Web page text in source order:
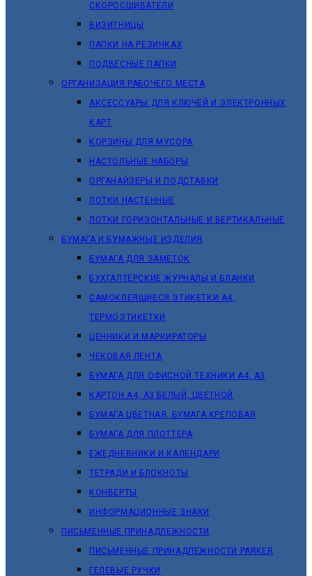
СКОРОСШИВАТЕЛИ
ВИЗИТНИЦЫ
ПАПКИ НА РЕЗИНКАХ
ПОДВЕСНЫЕ ПАПКИ
ОРГАНИЗАЦИЯ РАБОЧЕГО МЕСТА
АКСЕССУАРЫ ДЛЯ КЛЮЧЕЙ И ЭЛЕКТРОННЫХ
КАРТ
КОРЗИНЫ ДЛЯ МУСОРА
НАСТОЛЬНЫЕ НАБОРЫ
ОРГАНАЙЗЕРЫ И ПОДСТАВКИ
ЛОТКИ НАСТЕННЫЕ
ЛОТКИ ГОРИЗОНТАЛЬНЫЕ И ВЕРТИКАЛЬНЫЕ
БУМАГА И БУМАЖНЫЕ ИЗДЕЛИЯ
БУМАГА ДЛЯ ЗАМЕТОК
БУХГАЛТЕРСКИЕ ЖУРНАЛЫ И БЛАНКИ
САМОКЛЕЯЩИЕСЯ ЭТИКЕТКИ А4,
ТЕРМОЭТИКЕТКИ
ЦЕННИКИ И МАРКИРАТОРЫ
ЧЕКОВАЯ ЛЕНТА
БУМАГА ДЛЯ ОФИСНОЙ ТЕХНИКИ А4, А3
КАРТОН А4, А3 БЕЛЫЙ, ЦВЕТНОЙ
БУМАГА ЦВЕТНАЯ, БУМАГА КРЕПОВАЯ
БУМАГА ДЛЯ ПЛОТТЕРА
ЕЖЕДНЕВНИКИ И КАЛЕНДАРИ
ТЕТРАДИ И БЛОКНОТЫ
КОНВЕРТЫ
ИНФОРМАЦИОННЫЕ ЗНАКИ
ПИСЬМЕННЫЕ ПРИНАДЛЕЖНОСТИ
ПИСЬМЕННЫЕ ПРИНАДЛЕЖНОСТИ PARKER
ГЕЛЕВЫЕ РУЧКИ